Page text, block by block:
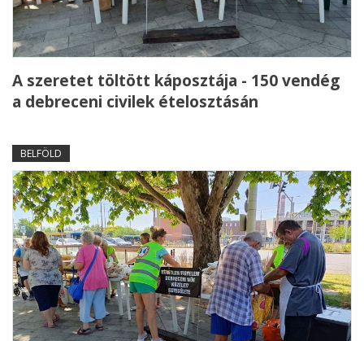
A szeretet töltött káposztája - 150 vendég
a debreceni civilek ételosztásán
BELFÖLD